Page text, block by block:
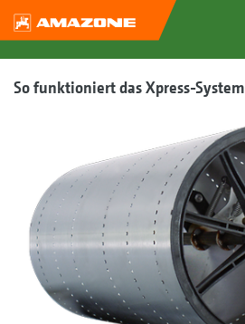
So funktioniert das Xpress-System